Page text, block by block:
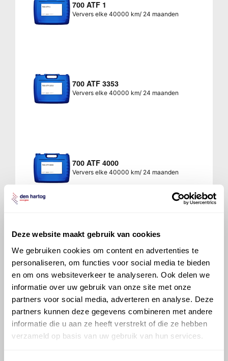
Deze website maakt gebruik van cookies
We gebruiken cookies om content en advertenties te
personaliseren, om functies voor social media te bieden
en om ons websiteverkeer te analyseren. Ook delen we
informatie over uw gebruik van onze site met onze
partners voor social media, adverteren en analyse. Deze
partners kunnen deze gegevens combineren met andere
informatie die u aan ze heeft verstrekt of die ze hebben
verzameld op basis van uw gebruik van hun services.
700 ATF 1
Ververs elke 40000 km/ 24 maanden
700 ATF 3353
Ververs elke 40000 km/ 24 maanden
700 ATF 4000
Ververs elke 40000 km/ 24 maanden
Normaal Zware omstandigheden
Mobilube 1 SHC 75W90
Ververs elke 40000 km/ 24 maanden